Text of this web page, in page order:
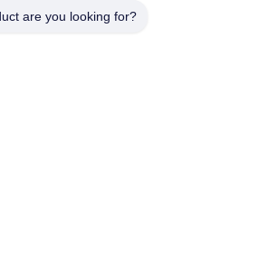
are you looking for?